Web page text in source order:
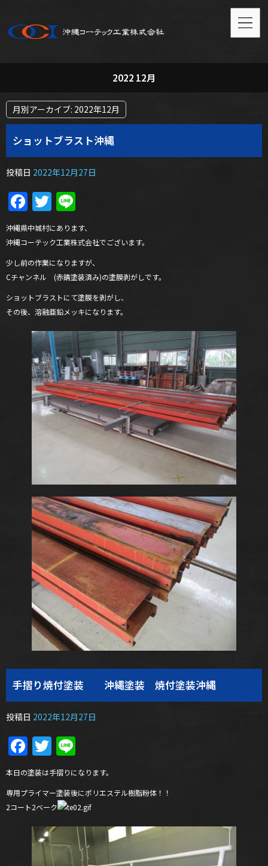
2022 12月
月別アーカイブ: 2022年12月
ショットブラスト沖縄
投稿日 2022年12月27日
Facebook
Twitter
沖縄県中城村にあります、
沖縄コーテック工業株式会社でございます。
少し前の作業になりますが、
Cチャンネル (赤錆塗装済み)の塗膜剥がしです。
ショットブラストにて塗膜を剥がし、
その後、溶融亜鉛メッキになります。
手摺り焼付塗装 沖縄塗装 焼付塗装沖縄
投稿日 2022年12月27日
Facebook
Twitter
本日の塗装は手摺りになります。
専用プライマー塗装後にポリエステル樹脂粉体！！
2コート2ベーク